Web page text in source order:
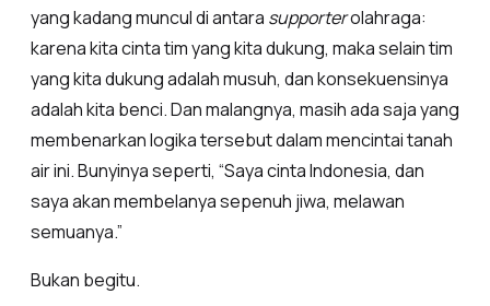
yang kadang muncul di antara supporterolahraga:
karena kita cinta tim yang kita dukung, maka selain tim
yang kita dukung adalah musuh, dan konsekuensinya
adalah kita benci. Dan malangnya, masih ada saja yang
membenarkan logika tersebut dalam mencintai tanah
air ini. Bunyinya seperti, “Saya cinta Indonesia, dan
saya akan membelanya sepenuh jiwa, melawan
semuanya.”
Bukan begitu.